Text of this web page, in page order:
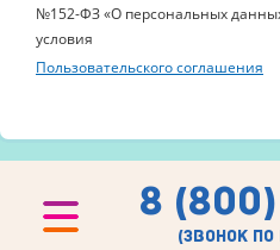
№152-ФЗ «О персональных
условия
Пользовательского соглашения
8
(звонок